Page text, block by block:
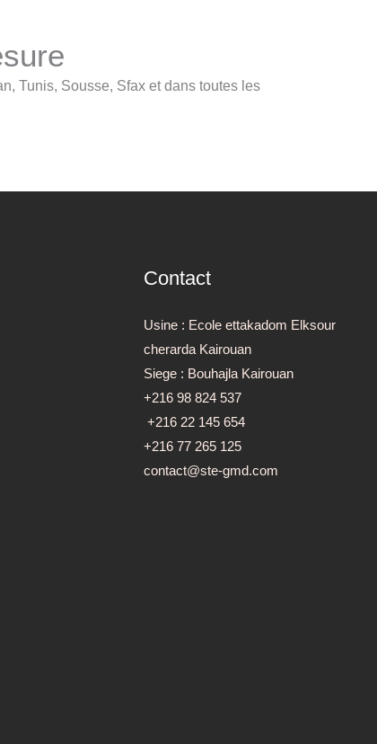
Tunis, Sousse, Sfax et dans toutes les
Contact
Usine : Ecole ettakadom Elksour
cherarda Kairouan
Siege : Bouhajla Kairouan
+216 98 824 537
+216 22 145 654
+216 77 265 125
contact@ste-gmd.com